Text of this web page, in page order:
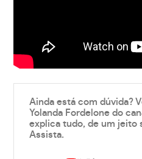
Ainda está com dúvida?
Yolanda Fordelone do
explica tudo, de um jeito
Assista.